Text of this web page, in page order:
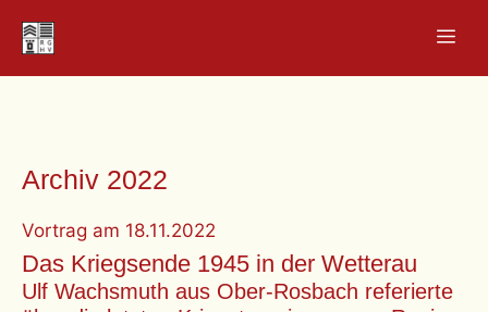
Inhalt
Archiv 2022
Vortrag am 18.11.2022
Das Kriegsende 1945 in der Wetterau
Ulf Wachsmuth aus Ober-Rosbach referierte